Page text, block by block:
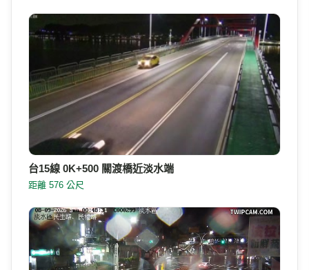
台15線 0K+500 關渡橋近淡水端
距離 576 公尺